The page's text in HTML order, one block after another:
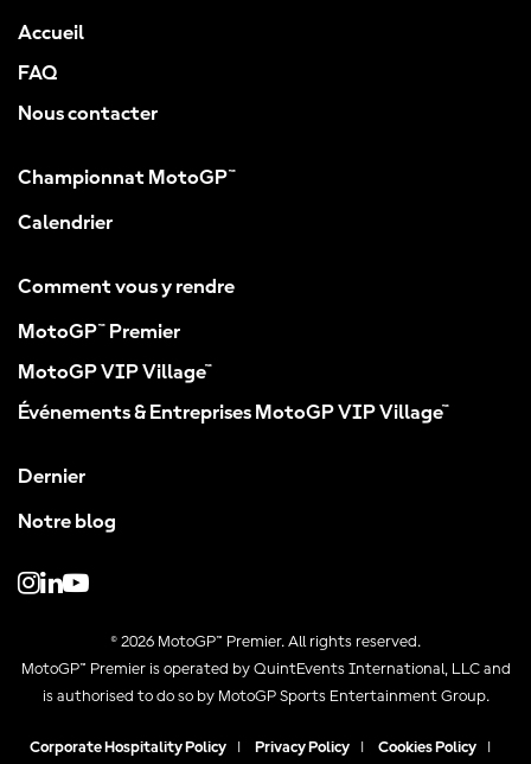
Accueil
FAQ
Nous contacter
Championnat MotoGP™
Calendrier
Comment vous y rendre
MotoGP™ Premier
MotoGP VIP Village™
Événements & Entreprises MotoGP VIP Village™
Dernier
Notre blog
© 2026 MotoGP™ Premier. All rights reserved.
MotoGP™ Premier is operated by QuintEvents International, LLC and
is authorised to do so by MotoGP Sports Entertainment Group.
Corporate Hospitality Policy Privacy Policy Cookies Policy